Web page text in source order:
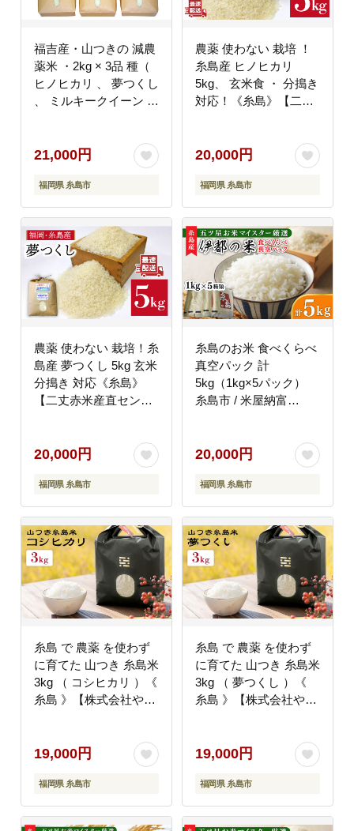
福吉産・山つきの 減農
薬米 ・2kg × 3品 種（
ヒノヒカリ 、 夢つくし
、 ミルキークイーン ）
[ABB010]
21,000円
福岡県 糸島市
農薬 使わない 栽培 ！
糸島産 ヒノヒカリ
5kg、 玄米食 ・ 分搗き
対応！《糸島》【二丈
り
20,000円
福岡県 糸島市
農薬 使わない 栽培！糸
島産 夢つくし 5kg 玄米
分搗き 対応《糸島》
【二丈赤米産直センタ
20,000円
福岡県 糸島市
糸島のお米 食べくらべ
真空パック 計
5kg（1kg×5パック）
糸島市 / 米屋納富
20,000円
福岡県 糸島市
糸島 で 農薬 を使わず
に育てた 山つき 糸島米
3kg （ コシヒカリ ）《
糸島 》【株式会社やま
19,000円
福岡県 糸島市
糸島 で 農薬 を使わず
に育てた 山つき 糸島米
3kg （ 夢つくし ）《
糸島 》【株式会社やま
19,000円
福岡県 糸島市